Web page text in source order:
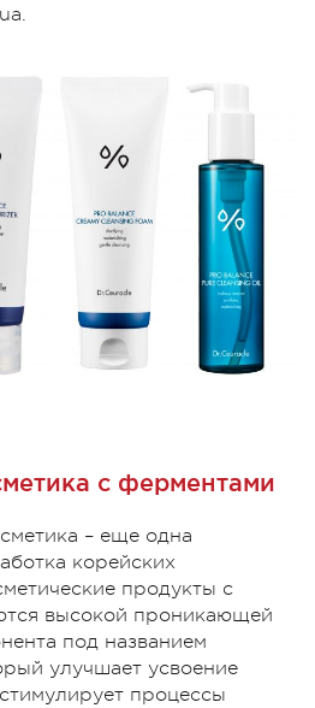
с ферментами
– еще одна
корейских
продукты с
высокой проникающей
под названием
улучшает усвоение
процессы